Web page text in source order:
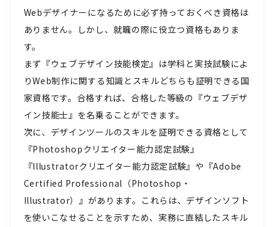
Webデザイナーになるために必ず持っておくべき資格は
ありません。しかし、就職の際に役立つ資格もありま
す。
まず『ウェブデザイン技能検定』は学科と実技試験によ
りWeb制作に関する知識とスキルどちらも証明できる国
家資格です。合格すれば、合格した等級の『ウェブデザ
イン技能士』を名乗ることができます。
次に、デザインツールのスキルを証明できる資格として
『Photoshopクリエイター能力認定試験』
『Illustratorクリエイター能力認定試験』や『​​Adobe
Certified Professional（Photoshop・
Illustrator）』があります。これらは、デザインソフト
を使いこなせることを示すため、実務に直結したスキル